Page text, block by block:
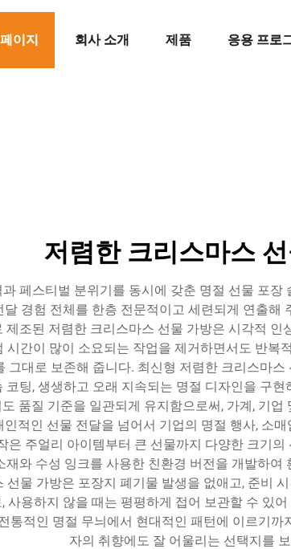
이지 회사 소개 제품 응용 프로
저렴한 크리스마스
페스티벌 분위기를 동시에 갖춘 명절 선물 포
경험 전체를 한층 전문적이고 세련되게 연출
조된 저렴한 크리스마스 선물 가방은 시각적
간이 많이 소요되는 작업을 제거하면서도 반
대로 보존해 줍니다. 최신형 저렴한 크리스마
팅, 생생하고 오래 지속되는 명절 디자인을 구
품질 기준을 일관되게 유지함으로써, 가계, 기
적인 선물 전달을 넘어서 기업의 명절 행사, 소
주얼리 아이템부터 큰 선물까지 다양한 크기
와 수성 잉크를 사용한 친환경 버전을 개발하
물 가방은 포장지 폐기물 발생을 없애고, 준비
사용하지 않을 때는 평평하게 접어 보관할 수 있
통적인 명절 무늬에서 현대적인 패턴에 이르기
자의 취향에도 잘 어울리는 선택지를